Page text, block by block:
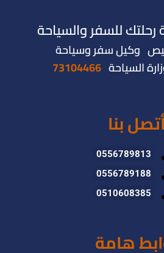
للسفر والسياحة
وكيل سفر وسياحة
السياحة 73104466
بنا
0556789813
0556789188
0510608385
هامة